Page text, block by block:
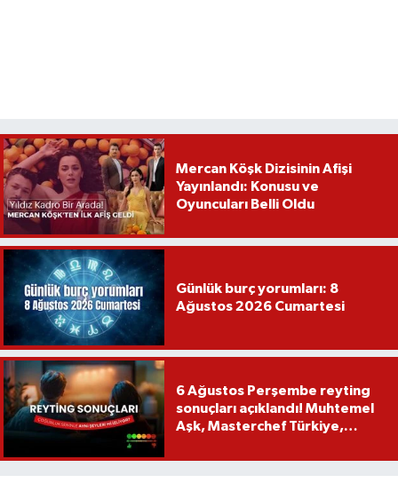
Mercan Köşk Dizisinin Afişi
Yayınlandı: Konusu ve
Oyuncuları Belli Oldu
Günlük burç yorumları: 8
Ağustos 2026 Cumartesi
6 Ağustos Perşembe reyting
sonuçları açıklandı! Muhtemel
Aşk, Masterchef Türkiye,